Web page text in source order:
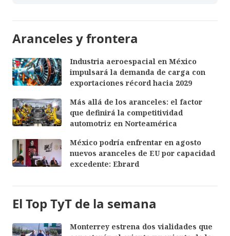
Aranceles y frontera
Industria aeroespacial en México
impulsará la demanda de carga con
exportaciones récord hacia 2029
Más allá de los aranceles: el factor
que definirá la competitividad
automotriz en Norteamérica
México podría enfrentar en agosto
nuevos aranceles de EU por capacidad
excedente: Ebrard
El Top TyT de la semana
Monterrey estrena dos vialidades que